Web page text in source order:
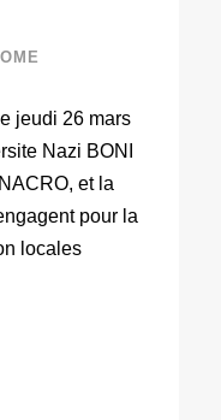
jeudi 26 mars
Nazi BONI
et la
pour la
locales